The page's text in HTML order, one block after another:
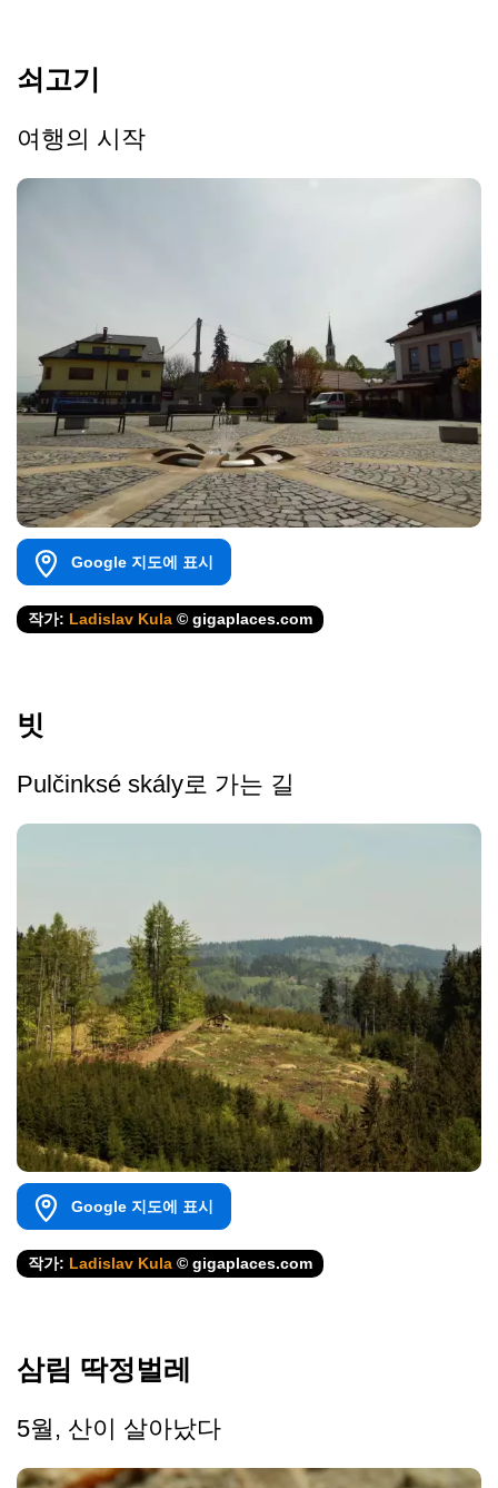
쇠고기
여행의 시작
Google 지도에 표시
작가: Ladislav Kula © gigaplaces.com
빗
Pulčinksé skály로 가는 길
Google 지도에 표시
작가: Ladislav Kula © gigaplaces.com
삼림 딱정벌레
5월, 산이 살아났다